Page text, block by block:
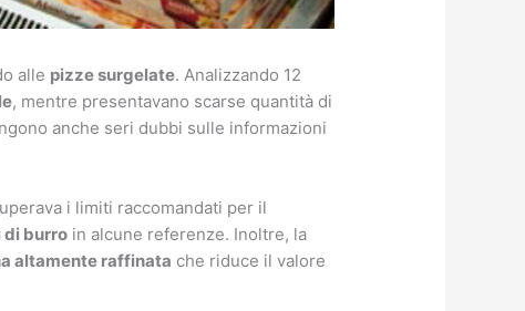
alle pizze surgelate. Analizzando 12
, mentre presentavano scarse quantità di
anche seri dubbi sulle informazioni
i limiti raccomandati per il
di burro in alcune referenze. Inoltre, la
altamente raffinata che riduce il valore